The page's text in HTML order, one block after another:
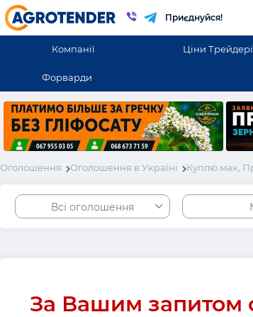
Приєднуйся!
Компанії Ціни
Форварди
Оголошення Оголошення в Україні Куплю мак,
Всі оголошення
За Вашим запитом